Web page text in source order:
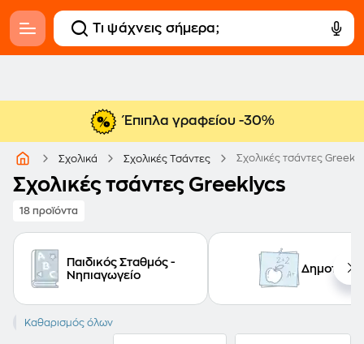
Έπιπλα γραφείου -30%
Σχολικά Σχολικές Τσάντες Σχολικές τσάντες
Σχολικές τσάντες Greeklycs
18 προϊόντα
Παιδικός Σταθμός -
Νηπιαγωγείο
Δημοτικό
GREEKLYCS
Καθαρισμός όλων